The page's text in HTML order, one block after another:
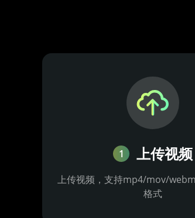
1 上传视频
上传视频，支持mp4/mov/
格式